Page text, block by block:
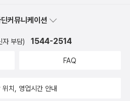
커뮤니케이션
자 부담) 1544-2514
FAQ
위치, 영업시간 안내